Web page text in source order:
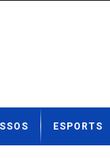
ESPORTS